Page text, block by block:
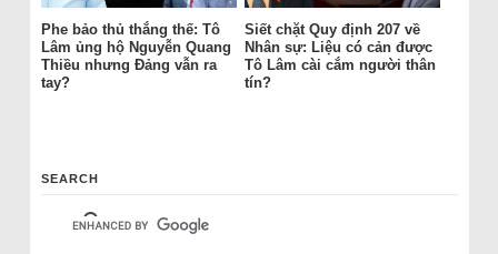
Phe bảo thủ thắng thế: Tô
Lâm ủng hộ Nguyễn Quang
Thiều nhưng Đảng vẫn ra
tay?
Siết chặt Quy định 207 về
Nhân sự: Liệu có cản được
Tô Lâm cài cắm người thân
tín?
SEARCH